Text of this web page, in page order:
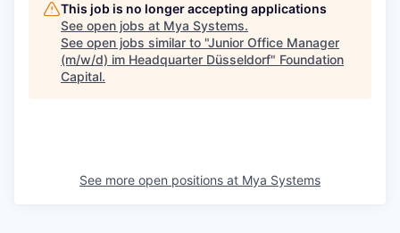
This job is no longer accepting applications
See open jobs at Mya Systems.
See open jobs similar to "Junior Office Manager
(m/w/d) im Headquarter Düsseldorf" Foundation
Capital.
See more open positions at Mya Systems